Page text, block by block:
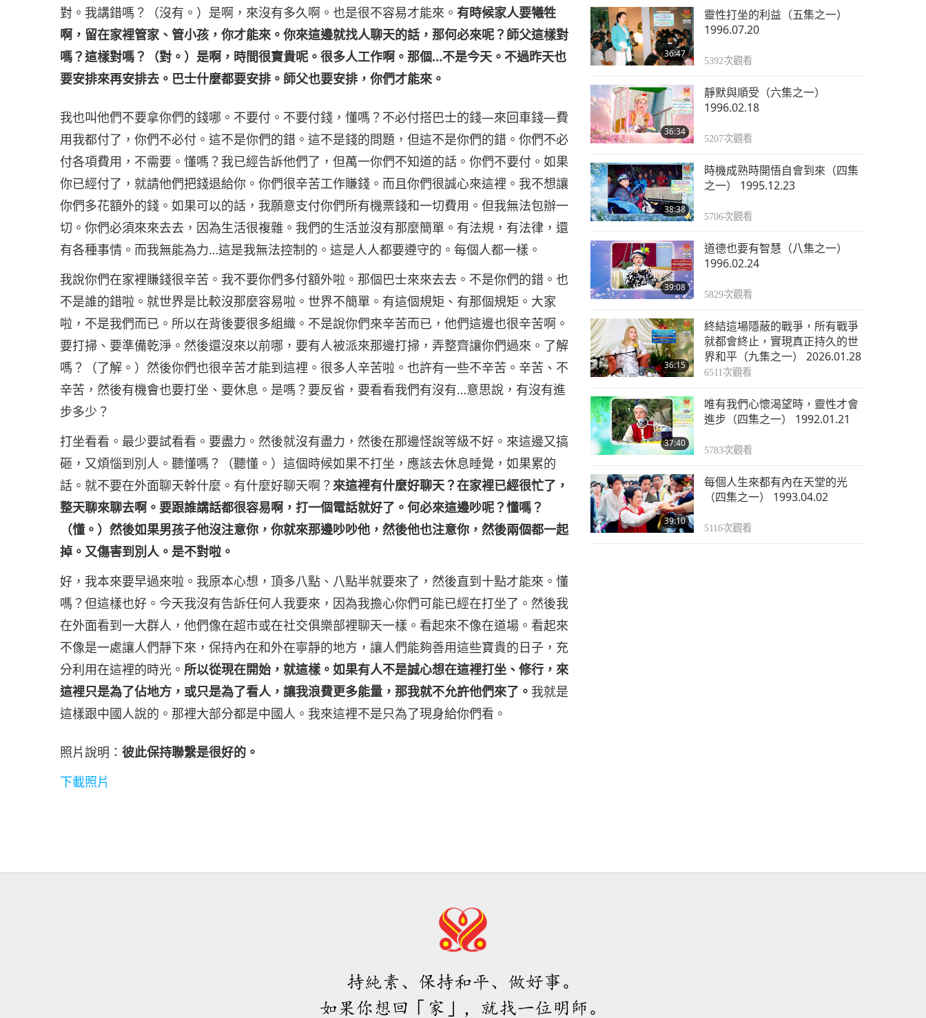
對。我講錯嗎？（沒有。）是啊，來沒有多久啊。也是很不容易才能來。有時候家人要犧牲
啊，留在家裡管家、管小孩，你才能來。你來這邊就找人聊天的話，那何必來呢？師父這樣對
嗎？這樣對嗎？（對。）是啊，時間很寶貴呢。很多人工作啊。那個…不是今天。不過昨天也
要安排來再安排去。巴士什麼都要安排。師父也要安排，你們才能來。
我也叫他們不要拿你們的錢哪。不要付。不要付錢，懂嗎？不必付搭巴士的錢—來回車錢—費
用我都付了，你們不必付。這不是你們的錯。這不是錢的問題，但這不是你們的錯。你們不必
付各項費用，不需要。懂嗎？我已經告訴他們了，但萬一你們不知道的話。你們不要付。如果
你已經付了，就請他們把錢退給你。你們很辛苦工作賺錢。而且你們很誠心來這裡。我不想讓
你們多花額外的錢。如果可以的話，我願意支付你們所有機票錢和一切費用。但我無法包辦一
切。你們必須來來去去，因為生活很複雜。我們的生活並沒有那麼簡單。有法規，有法律，還
有各種事情。而我無能為力…這是我無法控制的。這是人人都要遵守的。每個人都一樣。
我說你們在家裡賺錢很辛苦。我不要你們多付額外啦。那個巴士來來去去。不是你們的錯。也
不是誰的錯啦。就世界是比較沒那麼容易啦。世界不簡單。有這個規矩、有那個規矩。大家
啦，不是我們而已。所以在背後要很多組織。不是說你們來辛苦而已，他們這邊也很辛苦啊。
要打掃、要準備乾淨。然後還沒來以前哪，要有人被派來那邊打掃，弄整齊讓你們過來。了解
嗎？（了解。）然後你們也很辛苦才能到這裡。很多人辛苦啦。也許有一些不辛苦。辛苦、不
辛苦，然後有機會也要打坐、要休息。是嗎？要反省，要看看我們有沒有…意思說，有沒有進
步多少？
打坐看看。最少要試看看。要盡力。然後就沒有盡力，然後在那邊怪說等級不好。來這邊又搞
砸，又煩惱到別人。聽懂嗎？（聽懂。）這個時候如果不打坐，應該去休息睡覺，如果累的
話。就不要在外面聊天幹什麼。有什麼好聊天啊？來這裡有什麼好聊天？在家裡已經很忙了，
整天聊來聊去啊。要跟誰講話都很容易啊，打一個電話就好了。何必來這邊吵呢？懂嗎？
（懂。）然後如果男孩子他沒注意你，你就來那邊吵吵他，然後他也注意你，然後兩個都一起
掉。又傷害到別人。是不對啦。
好，我本來要早過來啦。我原本心想，頂多八點、八點半就要來了，然後直到十點才能來。懂
嗎？但這樣也好。今天我沒有告訴任何人我要來，因為我擔心你們可能已經在打坐了。然後我
在外面看到一大群人，他們像在超市或在社交俱樂部裡聊天一樣。看起來不像在道場。看起來
不像是一處讓人們靜下來，保持內在和外在寧靜的地方，讓人們能夠善用這些寶貴的日子，充
分利用在這裡的時光。所以從現在開始，就這樣。如果有人不是誠心想在這裡打坐、修行，來
這裡只是為了佔地方，或只是為了看人，讓我浪費更多能量，那我就不允許他們來了。 我就是
這樣跟中國人說的。那裡大部分都是中國人。我來這裡不是只為了現身給你們看。
照片說明：彼此保持聯繫是很好的。
下載照片
36:47
靈性打坐的利益（五集之一）
1996.07.20
5392次觀看
36:34
靜默與順受（六集之一）
1996.02.18
5207次觀看
38:38
時機成熟時開悟自會到來（四集
之一） 1995.12.23
5706次觀看
39:08
道德也要有智慧（八集之一）
1996.02.24
5829次觀看
36:15
終結這場隱蔽的戰爭，所有戰爭
就都會終止，實現真正持久的世
界和平（九集之一） 2026.01.28
6511次觀看
37:40
唯有我們心懷渴望時，靈性才會
進步（四集之一） 1992.01.21
5783次觀看
39:10
每個人生來都有內在天堂的光
（四集之一） 1993.04.02
5116次觀看
持純素、保持和平、做好事。
如果你想回「家」，就找一位明師。